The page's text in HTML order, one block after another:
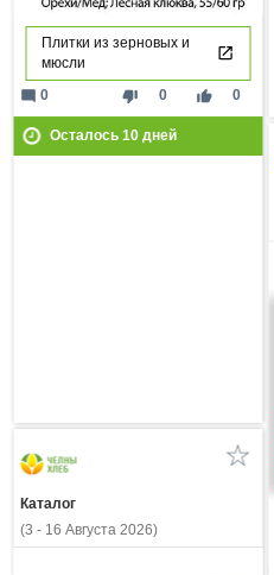
Плитки из зерновых и
мюсли
thumb_down 0 thumb_up 0
mode_comment 0
Осталось 10дней
Каталог
(3 - 16 Августа 2026)